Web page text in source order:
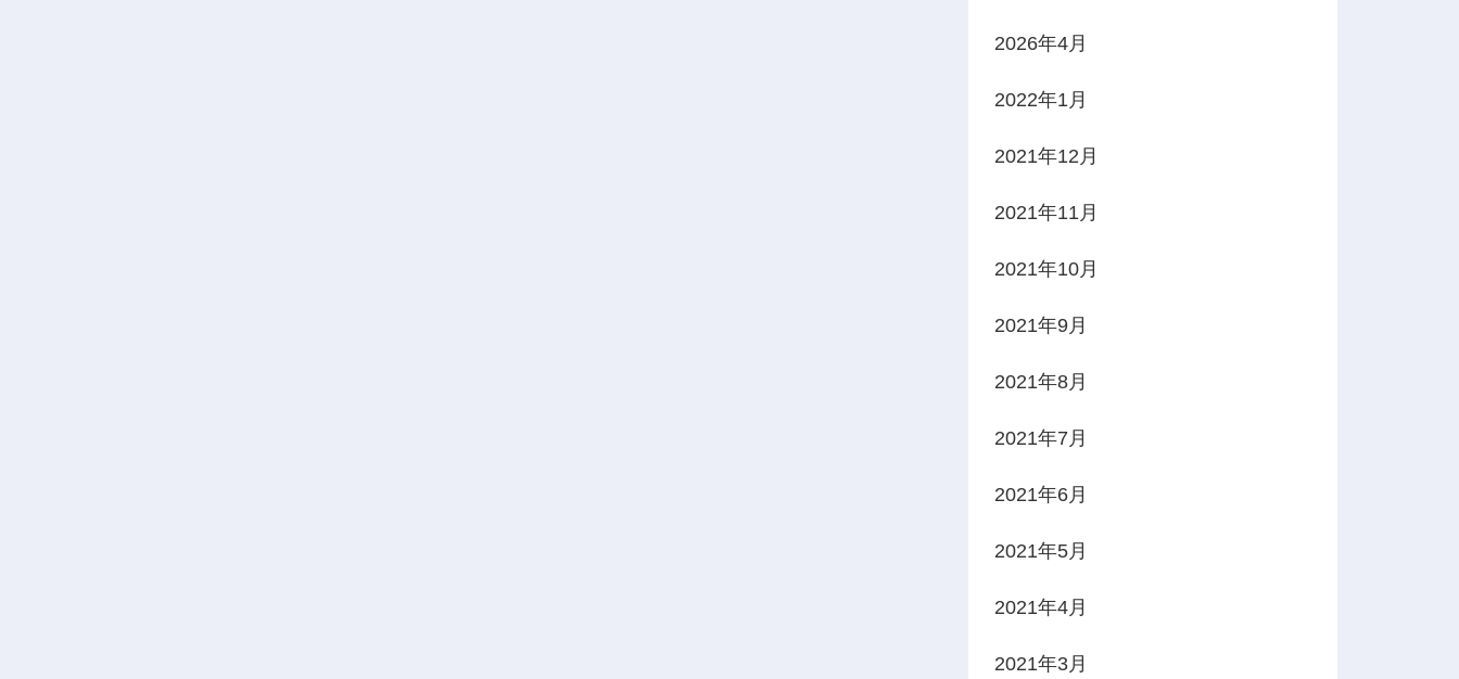
2026年4月
2022年1月
2021年12月
2021年11月
2021年10月
2021年9月
2021年8月
2021年7月
2021年6月
2021年5月
2021年4月
2021年3月